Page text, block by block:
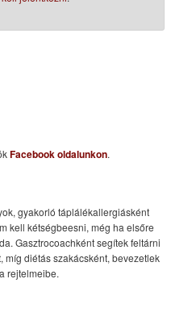
Facebook oldalunkon.
gyakorló táplálékallergiásként
kell kétségbeesni, még ha elsőre
Gasztrocoachként segítek feltárni
diétás szakácsként, bevezetlek
rejtelmeibe.